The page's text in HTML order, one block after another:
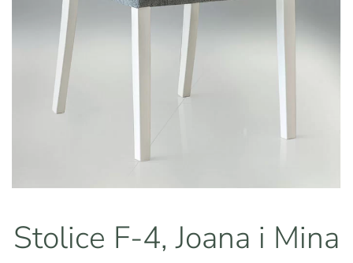
Stolice F-4, Joana i Mina